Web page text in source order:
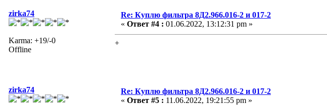
zirka74
Karma: +19/-0
Offline
Re: Куплю фильтра 8Д2.966.016-2 и 017-2
« Ответ #4 : 01.06.2022, 13:12:31 pm »
+
zirka74
Re: Куплю фильтра 8Д2.966.016-2 и 017-2
« Ответ #5 : 11.06.2022, 19:21:55 pm »